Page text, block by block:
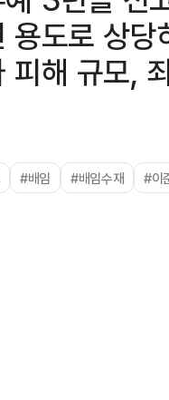
용도로 상
피해 규모,
#배임 #배임수재 #이